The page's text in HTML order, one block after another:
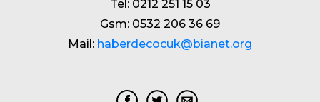
Tel: 0212 251 15 03
Gsm: 0532 206 36 69
Mail: haberdecocuk@bianet.org